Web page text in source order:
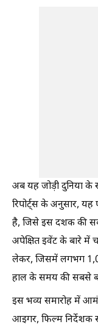
अब यह जोड़ी दुनिया
रिपोर्ट्स के अनुसार,
है, जिसे इस दशक की
अपेक्षित इवेंट के बारे में
लेकर, जिसमें लगभग
हाल के समय की सबसे
इस भव्य समारोह में
आइगर, फिल्म निर्देशक